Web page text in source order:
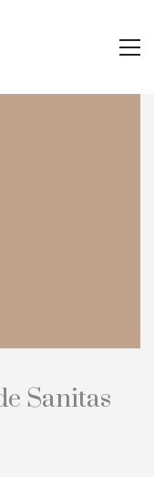
Sanitas